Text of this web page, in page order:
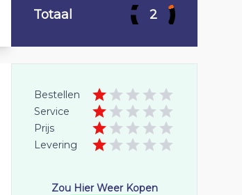
Totaal 2
Bestellen
Service
Prijs
Levering
Zou Hier Weer Kopen